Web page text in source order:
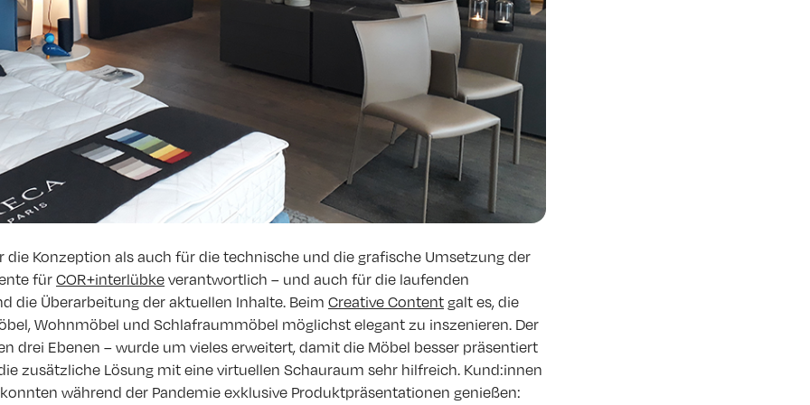
die Konzeption als auch für die technische und die grafische Umsetzung der
fürCOR+interlübkeverantwortlich – und auch für die laufenden
die Überarbeitung der aktuellen Inhalte. Beim Creative Contentgalt es, die
Wohnmöbel und Schlafraummöbel möglichst elegant zu inszenieren. Der
drei Ebenen – wurde um vieles erweitert, damit die Möbel besser präsentiert
zusätzliche Lösung mit eine virtuellen Schauraum sehr hilfreich. Kund:innen
während der Pandemie exklusive Produktpräsentationen genießen: